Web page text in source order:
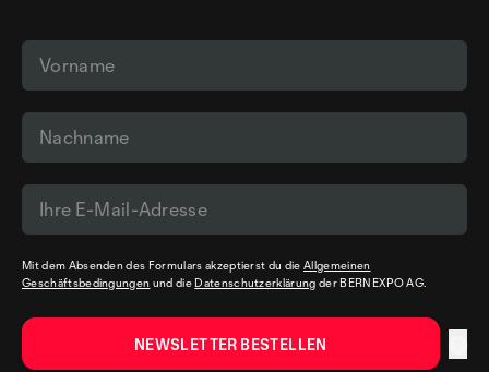
Mit dem Absenden des Formulars akzeptierst du dieAllgemeinen
Geschäftsbedingungen und die Datenschutzerklärung der BERNEXPO AG.